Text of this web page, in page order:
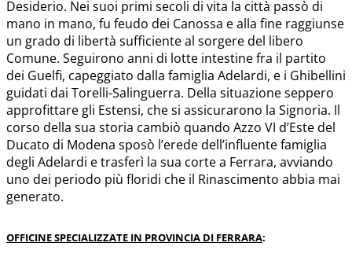
Desiderio. Nei suoi primi secoli di vita la città passò di
mano in mano, fu feudo dei Canossa e alla fine raggiunse
un grado di libertà sufficiente al sorgere del libero
Comune. Seguirono anni di lotte intestine fra il partito
dei Guelfi, capeggiato dalla famiglia Adelardi, e i Ghibellini
guidati dai Torelli-Salinguerra. Della situazione seppero
approfittare gli Estensi, che si assicurarono la Signoria. Il
corso della sua storia cambiò quando Azzo VI d’Este del
Ducato di Modena sposò l’erede dell’influente famiglia
degli Adelardi e trasferì la sua corte a Ferrara, avviando
uno dei periodo più floridi che il Rinascimento abbia mai
generato.
OFFICINE SPECIALIZZATE IN PROVINCIA DI FERRARA: